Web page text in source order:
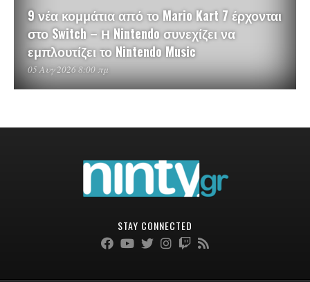
9 νέα κομμάτια από το Mario Kart 7 έρχονται
στο Switch – Η Nintendo συνεχίζει να
εμπλουτίζει το Nintendo Music
05 Αυγ 2026 8:00 πμ
STAY CONNECTED